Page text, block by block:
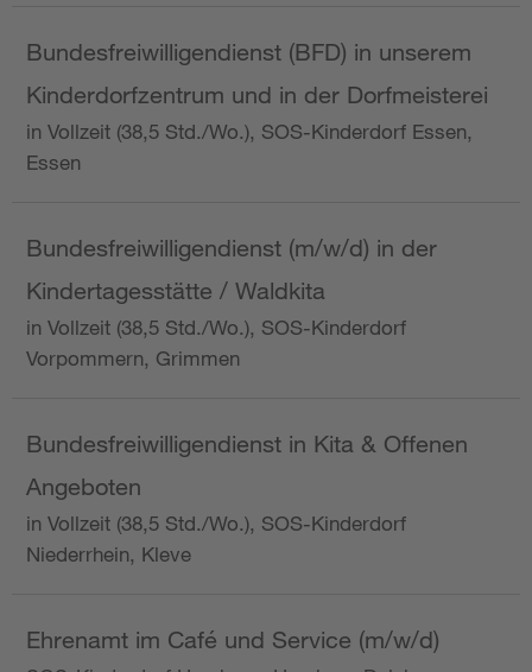
Bundesfreiwilligendienst (BFD) in unserem
Kinderdorfzentrum und in der Dorfmeisterei
in Vollzeit (38,5 Std./Wo.), SOS-Kinderdorf Essen,
Essen
Bundesfreiwilligendienst (m/w/d) in der
Kindertagesstätte / Waldkita
in Vollzeit (38,5 Std./Wo.), SOS-Kinderdorf
Vorpommern, Grimmen
Bundesfreiwilligendienst in Kita & Offenen
Angeboten
in Vollzeit (38,5 Std./Wo.), SOS-Kinderdorf
Niederrhein, Kleve
Ehrenamt im Café und Service (m/w/d)